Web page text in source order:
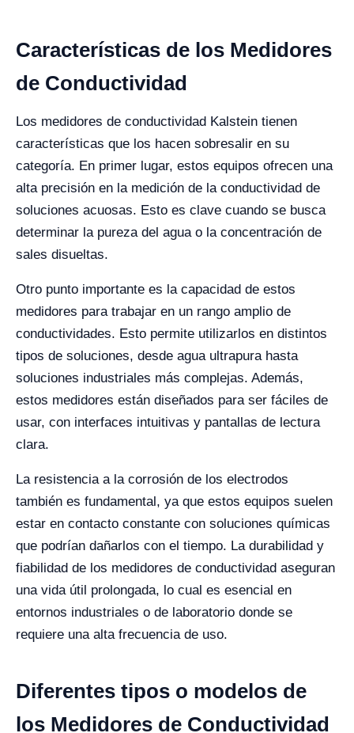
Características de los Medidores
de Conductividad
Los medidores de conductividad Kalstein tienen
características que los hacen sobresalir en su
categoría. En primer lugar, estos equipos ofrecen una
alta precisión en la medición de la conductividad de
soluciones acuosas. Esto es clave cuando se busca
determinar la pureza del agua o la concentración de
sales disueltas.
Otro punto importante es la capacidad de estos
medidores para trabajar en un rango amplio de
conductividades. Esto permite utilizarlos en distintos
tipos de soluciones, desde agua ultrapura hasta
soluciones industriales más complejas. Además,
estos medidores están diseñados para ser fáciles de
usar, con interfaces intuitivas y pantallas de lectura
clara.
La resistencia a la corrosión de los electrodos
también es fundamental, ya que estos equipos suelen
estar en contacto constante con soluciones químicas
que podrían dañarlos con el tiempo. La durabilidad y
fiabilidad de los medidores de conductividad aseguran
una vida útil prolongada, lo cual es esencial en
entornos industriales o de laboratorio donde se
requiere una alta frecuencia de uso.
Diferentes tipos o modelos de
los Medidores de Conductividad